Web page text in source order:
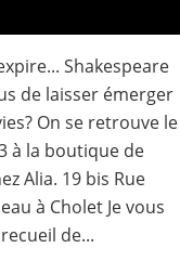
Shakespeare
de laisser émerger
On se retrouve le
à la boutique de
Alia. 19 bis Rue
à Cholet Je vous
de...